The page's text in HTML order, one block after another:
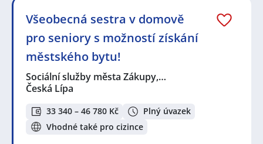
Všeobecná sestra v domově
pro seniory s možností získání
městského bytu!
Sociální služby města Zákupy,…
Česká Lípa
33 340 – 46 780 Kč
Plný úvazek
Vhodné také pro cizince